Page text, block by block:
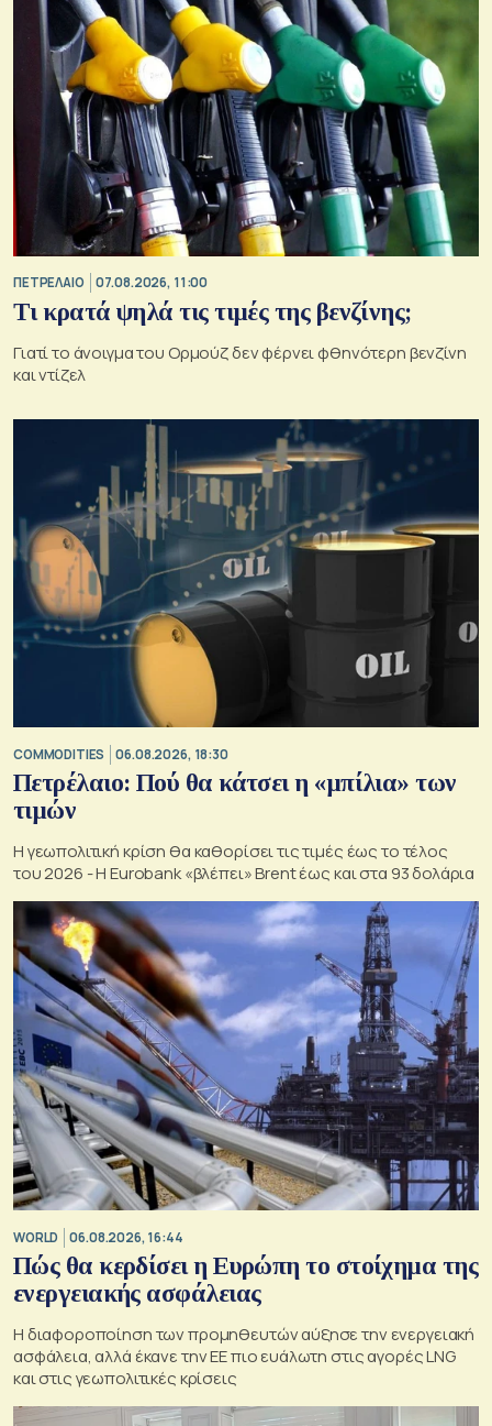
ΠΕΤΡΕΛΑΙΟ 07.08.2026, 11:00
Τι κρατά ψηλά τις τιμές της βενζίνης;
Γιατί το άνοιγμα του Ορμούζ δεν φέρνει φθηνότερη βενζίνη
και ντίζελ
COMMODITIES 06.08.2026, 18:30
Πετρέλαιο: Πού θα κάτσει η «μπίλια» των
τιμών
Η γεωπολιτική κρίση θα καθορίσει τις τιμές έως το τέλος
του 2026 - Η Eurobank «βλέπει» Brent έως και στα 93 δολάρια
WORLD 06.08.2026, 16:44
Πώς θα κερδίσει η Ευρώπη το στοίχημα της
ενεργειακής ασφάλειας
Η διαφοροποίηση των προμηθευτών αύξησε την ενεργειακή
ασφάλεια, αλλά έκανε την ΕΕ πιο ευάλωτη στις αγορές LNG
και στις γεωπολιτικές κρίσεις